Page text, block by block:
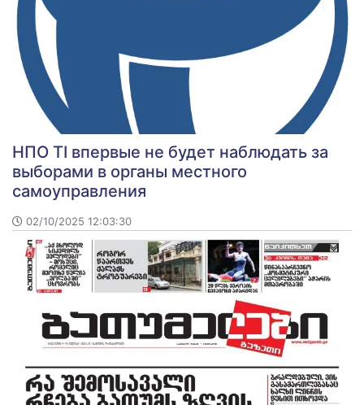
НПО TI впервые не будет наблюдать за
выборами в органы местного
самоуправления
02/10/2025 12:03:30